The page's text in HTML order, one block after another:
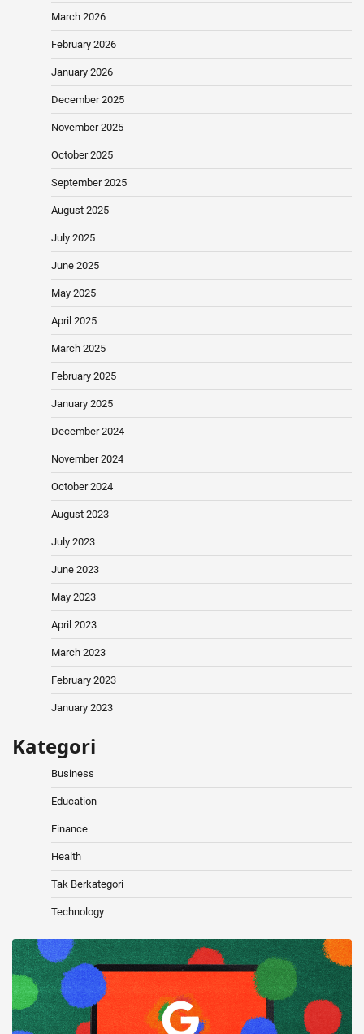
March 2026
February 2026
January 2026
December 2025
November 2025
October 2025
September 2025
August 2025
July 2025
June 2025
May 2025
April 2025
March 2025
February 2025
January 2025
December 2024
November 2024
October 2024
August 2023
July 2023
June 2023
May 2023
April 2023
March 2023
February 2023
January 2023
Kategori
Business
Education
Finance
Health
Tak Berkategori
Technology